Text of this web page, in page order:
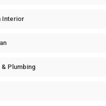
Interior
Plumbing